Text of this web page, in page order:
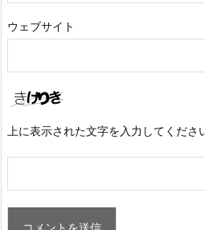
ウェブサイト
上に表示された文字を入力してくださ